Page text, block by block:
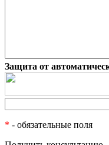
Защита от
* - обязательные поля